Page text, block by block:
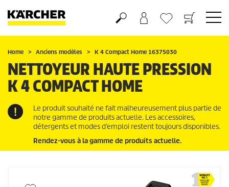
Panier
Mes Favoris
Home Anciens modèles K 4 Compact Home 16375030
NETTOYEUR HAUTE PRESSION
K 4 COMPACT HOME
Le produit souhaité ne fait malheureusement plus partie de
notre gamme de produits actuelle. Les accessoires,
détergents et modes d’emploi restent toujours disponibles.
Rendez-vous à la gamme de produits actuelle.